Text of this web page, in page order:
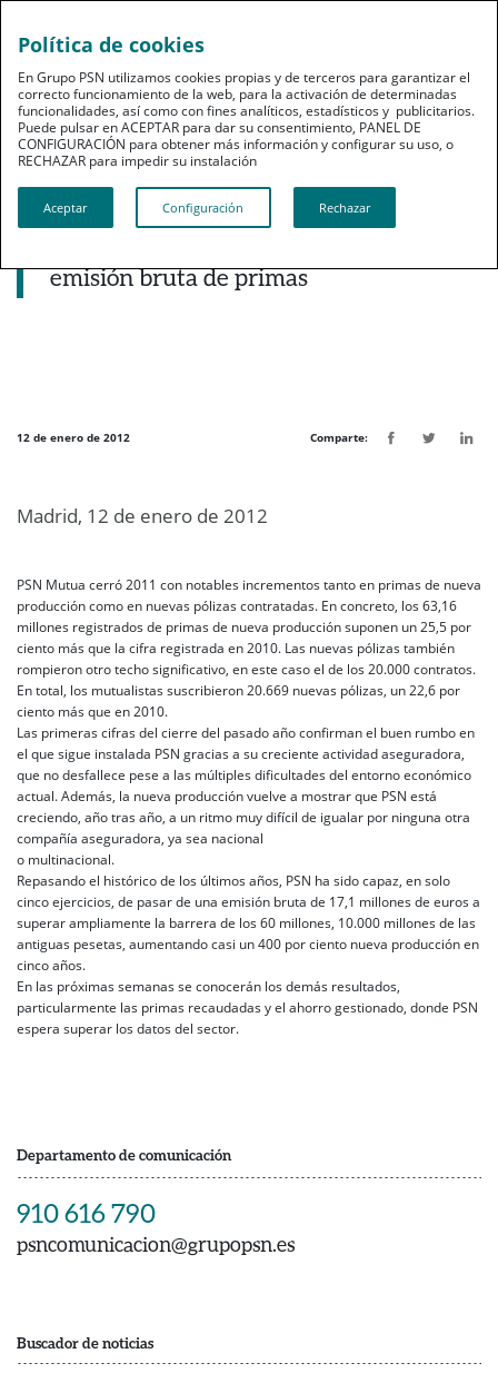
Noticias destacadas
PSN crece un 25% en nueva producción
emisión bruta de primas
12 de enero de 2012 Comparte:
Madrid, 12 de enero de 2012
PSN Mutua cerró 2011 con notables incrementos tanto en primas de nueva
producción como en nuevas pólizas contratadas. En concreto, los 63,16
millones registrados de primas de nueva producción suponen un 25,5 por
ciento más que la cifra registrada en 2010. Las nuevas pólizas también
rompieron otro techo significativo, en este caso el de los 20.000 contratos.
En total, los mutualistas suscribieron 20.669 nuevas pólizas, un 22,6 por
ciento más que en 2010.
Las primeras cifras del cierre del pasado año confirman el buen rumbo en
el que sigue instalada PSN gracias a su creciente actividad aseguradora,
que no desfallece pese a las múltiples dificultades del entorno económico
actual. Además, la nueva producción vuelve a mostrar que PSN está
creciendo, año tras año, a un ritmo muy difícil de igualar por ninguna otra
compañía aseguradora, ya sea nacional
o multinacional.
Repasando el histórico de los últimos años, PSN ha sido capaz, en solo
cinco ejercicios, de pasar de una emisión bruta de 17,1 millones de euros a
superar ampliamente la barrera de los 60 millones, 10.000 millones de las
antiguas pesetas, aumentando casi un 400 por ciento nueva producción en
cinco años.
En las próximas semanas se conocerán los demás resultados,
particularmente las primas recaudadas y el ahorro gestionado, donde PSN
espera superar los datos del sector.
Departamento de comunicación
910 616 790
psncomunicacion@grupopsn.es
Buscador de noticias
Política de cookies
En Grupo PSN utilizamos cookies propias y de terceros para garantizar el
correcto funcionamiento de la web, para la activación de determinadas
funcionalidades, así como con fines analíticos, estadísticos y publicitarios.
Puede pulsar en ACEPTAR para dar su consentimiento, PANEL DE
CONFIGURACIÓN para obtener más información y configurar su uso, o
RECHAZAR para impedir su instalación​​​​​​​
Aceptar Configuración Rechazar